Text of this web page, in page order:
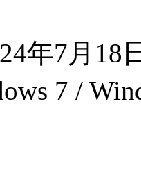
年7月18
7 /